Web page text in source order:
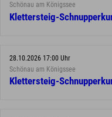
Schönau am Königssee
Klettersteig-
28.10.2026 17:00 Uhr
Schönau am Königssee
Klettersteig-